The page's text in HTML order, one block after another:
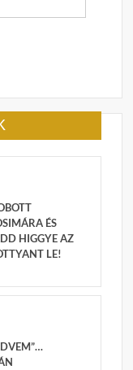
ÉS
HIGGYE AZ
LE!